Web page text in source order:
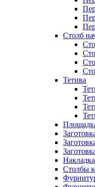
Столб
Тетива
Столбы